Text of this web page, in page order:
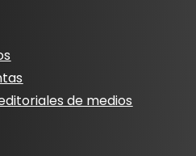
de medios